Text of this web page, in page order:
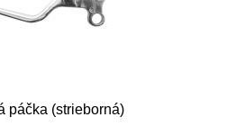
páčka (strieborná)